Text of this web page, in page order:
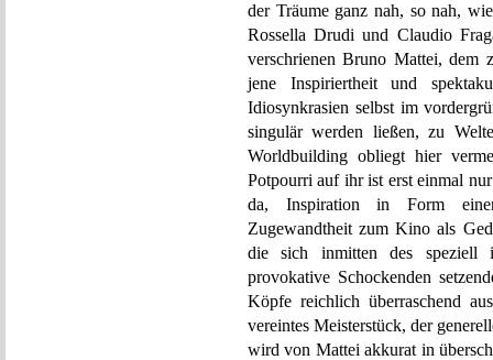
der Träume ganz nah, so nah,
Rossella Drudi und Claudio
verschrienen Bruno Mattei, dem
jene Inspiriertheit und
Idiosynkrasien selbst im
singulär werden ließen, zu
Worldbuilding obliegt hier
Potpourri auf ihr ist erst einmal
da, Inspiration in Form einer
Zugewandtheit zum Kino als
die sich inmitten des speziell
provokative Schockenden
Köpfe reichlich überraschend
vereintes Meisterstück, der
wird von Mattei akkurat in